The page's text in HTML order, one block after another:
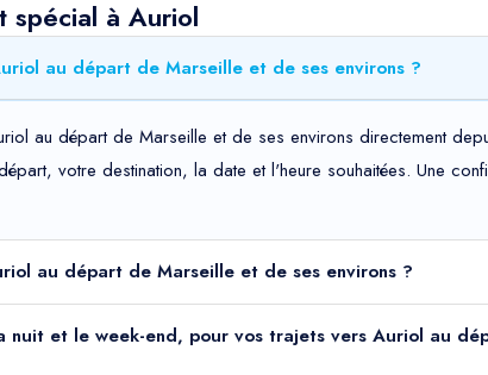
spécial à Auriol
au départ de Marseille et de ses environs ?
au départ de Marseille et de ses environs directement
votre destination, la date et l'heure souhaitées. Une
au départ de Marseille et de ses environs ?
nuit et le week-end, pour vos trajets vers Auriol au